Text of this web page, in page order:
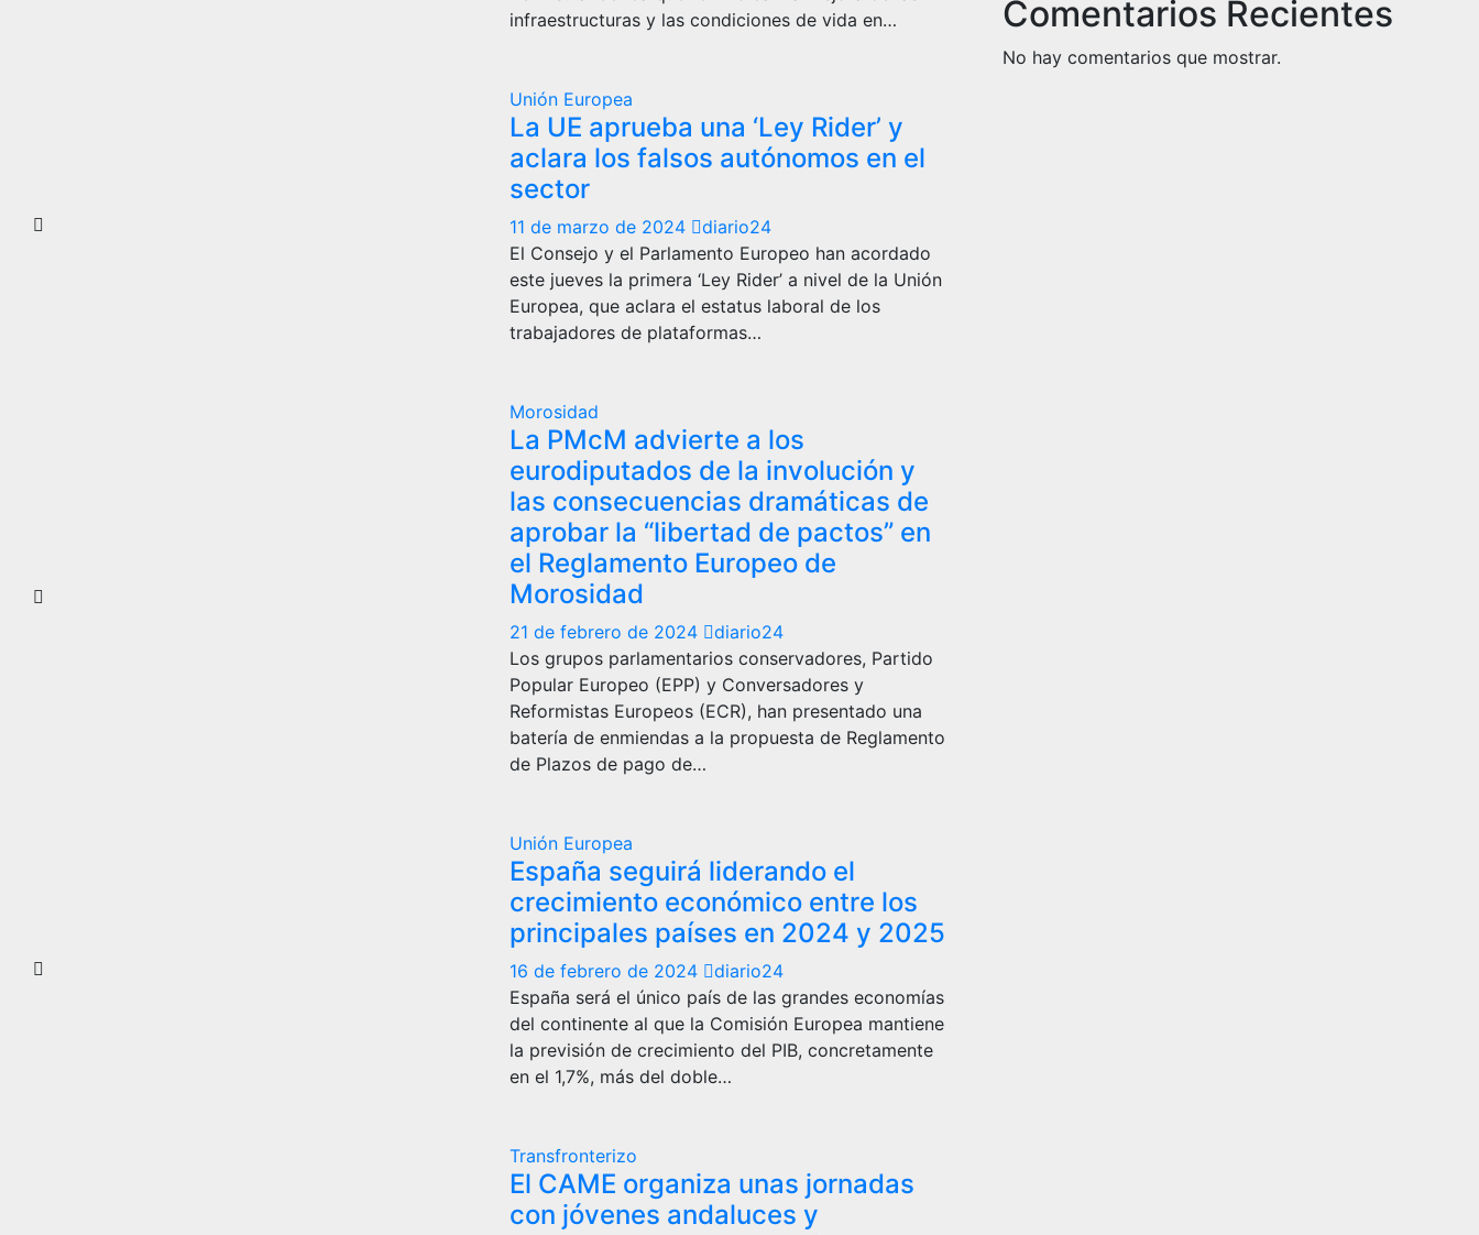
infraestructuras y las condiciones de vida en…
Unión Europea
La UE aprueba una ‘Ley Rider’ y
aclara los falsos autónomos en el
sector
11 de marzo de 2024
diario24
El Consejo y el Parlamento Europeo han acordado
este jueves la primera ‘Ley Rider’ a nivel de la Unión
Europea, que aclara el estatus laboral de los
trabajadores de plataformas…
Morosidad
La PMcM advierte a los
eurodiputados de la involución y
las consecuencias dramáticas de
aprobar la “libertad de pactos” en
el Reglamento Europeo de
Morosidad
21 de febrero de 2024
diario24
Los grupos parlamentarios conservadores, Partido
Popular Europeo (EPP) y Conversadores y
Reformistas Europeos (ECR), han presentado una
batería de enmiendas a la propuesta de Reglamento
de Plazos de pago de…
Unión Europea
España seguirá liderando el
crecimiento económico entre los
principales países en 2024 y 2025
16 de febrero de 2024
diario24
España será el único país de las grandes economías
del continente al que la Comisión Europea mantiene
la previsión de crecimiento del PIB, concretamente
en el 1,7%, más del doble…
Transfronterizo
El CAME organiza unas jornadas
con jóvenes andaluces y
Comentarios Recientes
No hay comentarios que mostrar.